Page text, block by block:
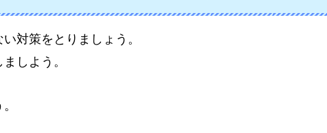
対策をとりましょう。
しよう。